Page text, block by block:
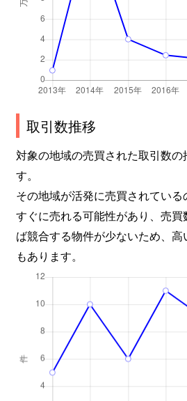
取引数推移
対象の地域の売買された取引数
す。
その地域が活発に売買されてい
すぐに売れる可能性があり、売
ば競合する物件が少ないため、
もあります。